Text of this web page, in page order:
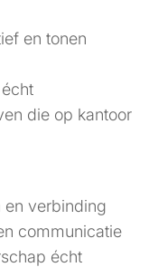
en tonen
die op kantoor
en verbinding
communicatie
écht